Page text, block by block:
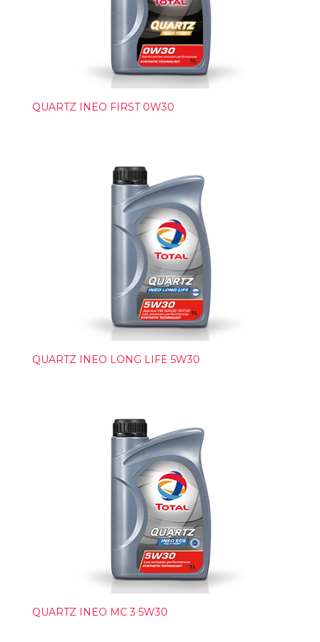
QUARTZ INEO FIRST 0W30
QUARTZ INEO LONG LIFE 5W30
QUARTZ INEO MC 3 5W30